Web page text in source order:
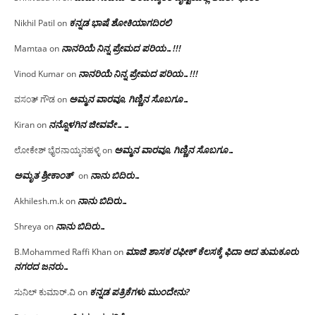
Nikhil Patil on ಕನ್ನಡ ಭಾಷೆ ಶೋಕಿಯಾಗದಿರಲಿ
Mamtaa on ನಾನರಿಯೆ ನಿನ್ನ ಪ್ರೇಮದ ಪರಿಯ…!!!
Vinod Kumaron ನಾನರಿಯೆ ನಿನ್ನ ಪ್ರೇಮದ ಪರಿಯ…!!!
ವಸಂತ್ ಗೌಡon ಅಮ್ಮನ ವಾರವೂ, ಗಿಣ್ಣಿನ ಸೊಬಗೂ…
Kiranon ನನ್ನೊಳಗಿನ ಜೀವವೇ……
ಲೋಕೇಶ್ ಭೈರನಾಯ್ಕನಹಳ್ಳಿon ಅಮ್ಮನ ವಾರವೂ, ಗಿಣ್ಣಿನ ಸೊಬಗೂ…
ಅಮೃತ ಶ್ರೀಕಾಂತ್ on ನಾನು ಬಿದಿರು…
Akhilesh.m.kon ನಾನು ಬಿದಿರು…
Shreya on ನಾನು ಬಿದಿರು…
B.Mohammed Raffi Khanon ಮಾಜಿ ಶಾಸಕ ರಫೀಕ್ ಕೆಲಸಕ್ಕೆ ಫಿದಾ ಆದ ತುಮಕೂರು
ನಗರದ ಜನರು…
ಸುನಿಲ್ ಕುಮಾರ್.ವಿon ಕನ್ನಡ ಪತ್ರಿಕೆಗಳು ಮುಂದೇನು?